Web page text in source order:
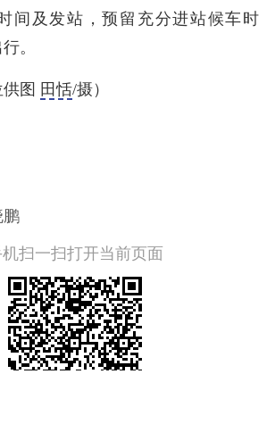
间及发站，预留充分进站候车时
。
供图 田恬/摄）
鹏
扫一扫打开当前页面